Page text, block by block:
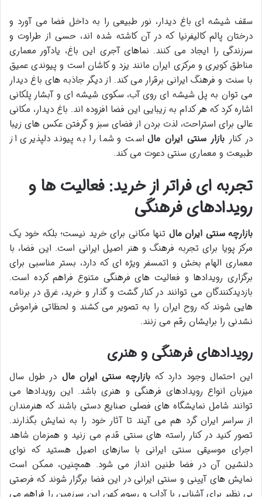
سقف شیشه ای باغ دیدار، نور طبیعی را به داخل فضا می آورد و
درختان پالم کالیفرنیا که در آن کاشته شده اند، حسی از طراوت و
سرزندگی را ایجاد می کنند. نماهای آجری این باغ، یادآور معماری
مناطق کویری و مرکزی ایران مانند یزد و کاشان است و پیوندی عمیق
با سنت و فرهنگ ایرانی برقرار می کند. از دیگر جاذبه های باغ دیدار
می توان به پل شیشه ای روی آب، سکوی شیشه ای و آبشار پلکانی
اشاره کرد که هر کدام به زیبایی این فضا افزوده اند. باغ دیدار، مکانی
عالی برای استراحت، لذت بردن از فضای سبز و گرفتن عکس های زیبا
در کنار بازار سنتی ایران مالاست و شما را به پیوند دلپذیری از
طبیعت و معماری سنتی دعوت می کند.
تجربه ای فراتر از خرید: فعالیت ها و
رویدادهای فرهنگی
بازارچه سنتی ایران مال تنها مکانی برای خرید نیست؛ بلکه خود یک
مرکز پویا برای تجربه فرهنگ و هنر اصیل ایرانی است. این فضا، با
معماری الهام بخش و اتمسفر ویژه ای که دارد، بستر مناسبی برای
برگزاری رویدادها و فعالیت های فرهنگی متنوع فراهم کرده است.
بازدیدکنندگان می توانند در کنار گشت و گذار و خرید، غرق در برنامه
هایی شوند که روح ایران را به تصویر می کشند و لحظاتی فراموش
نشدنی را برایشان رقم می زنند.
رویدادهای فرهنگی و هنری
این احتمال وجود دارد که بازارچه سنتی ایران مال در طول سال
میزبان انواع رویدادهای فرهنگی و هنری باشد. این رویدادها می
توانند شامل نمایشگاه های فصلی صنایع دستی باشند که هنرمندان
از سراسر ایران گرد هم می آیند تا آثار خود را به نمایش بگذارند.
تصور کنید در کنار راسته های سنتی قدم می زنید و همزمان شاهد
اجرای موسیقی سنتی ایرانی با سازهای اصیل هستید که نوای
دلنشین آن در فضا طنین انداز می شود. همچنین، ممکن است
نمایش های آیینی و سنتی ایرانی در این فضا برگزار شوند که فرصتی
بی نظیر برای آشنایی با آداب و رسوم کهن این سرزمین را فراهم می